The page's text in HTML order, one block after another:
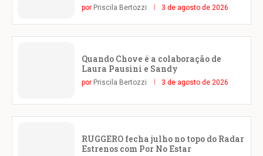
por Priscila Bertozzi 3 de agosto de 2026
Quando Chove é a colaboração de
Laura Pausini e Sandy
por Priscila Bertozzi 3 de agosto de 2026
RUGGERO fecha julho no topo do Radar
Estrenos com Por No Estar